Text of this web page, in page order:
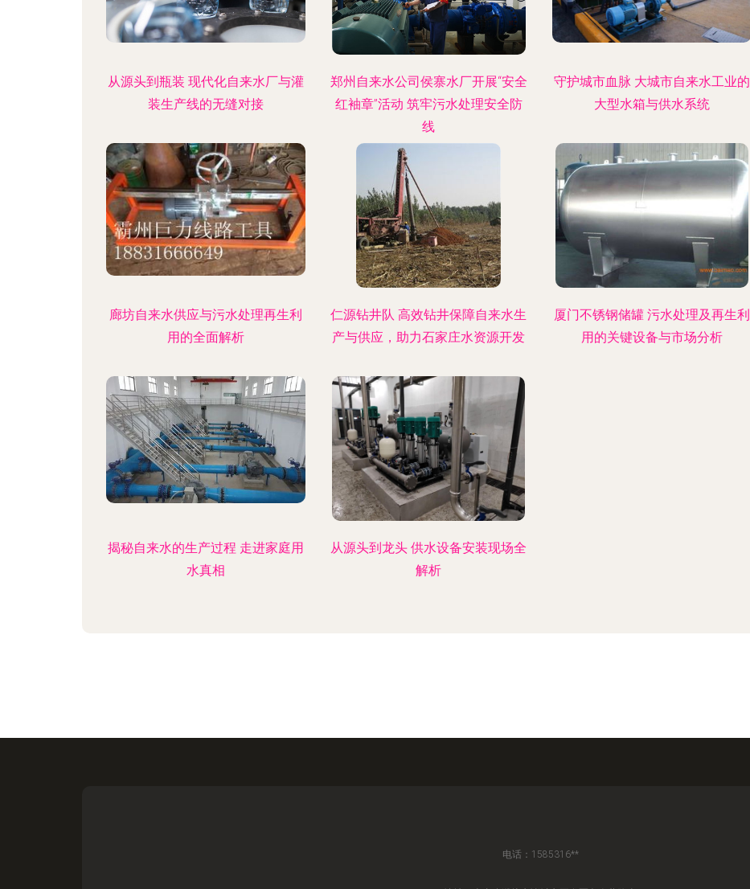
从源头到瓶装 现代化自来水厂与灌
装生产线的无缝对接
郑州自来水公司侯寨水厂开展“安全
红袖章”活动 筑牢污水处理安全防
线
守护城市血脉 大城市自来水工业的
大型水箱与供水系统
廊坊自来水供应与污水处理再生利
用的全面解析
仁源钻井队 高效钻井保障自来水生
产与供应，助力石家庄水资源开发
厦门不锈钢储罐 污水处理及再生利
用的关键设备与市场分析
揭秘自来水的生产过程 走进家庭用
水真相
从源头到龙头 供水设备安装现场全
解析
电话：1585316**